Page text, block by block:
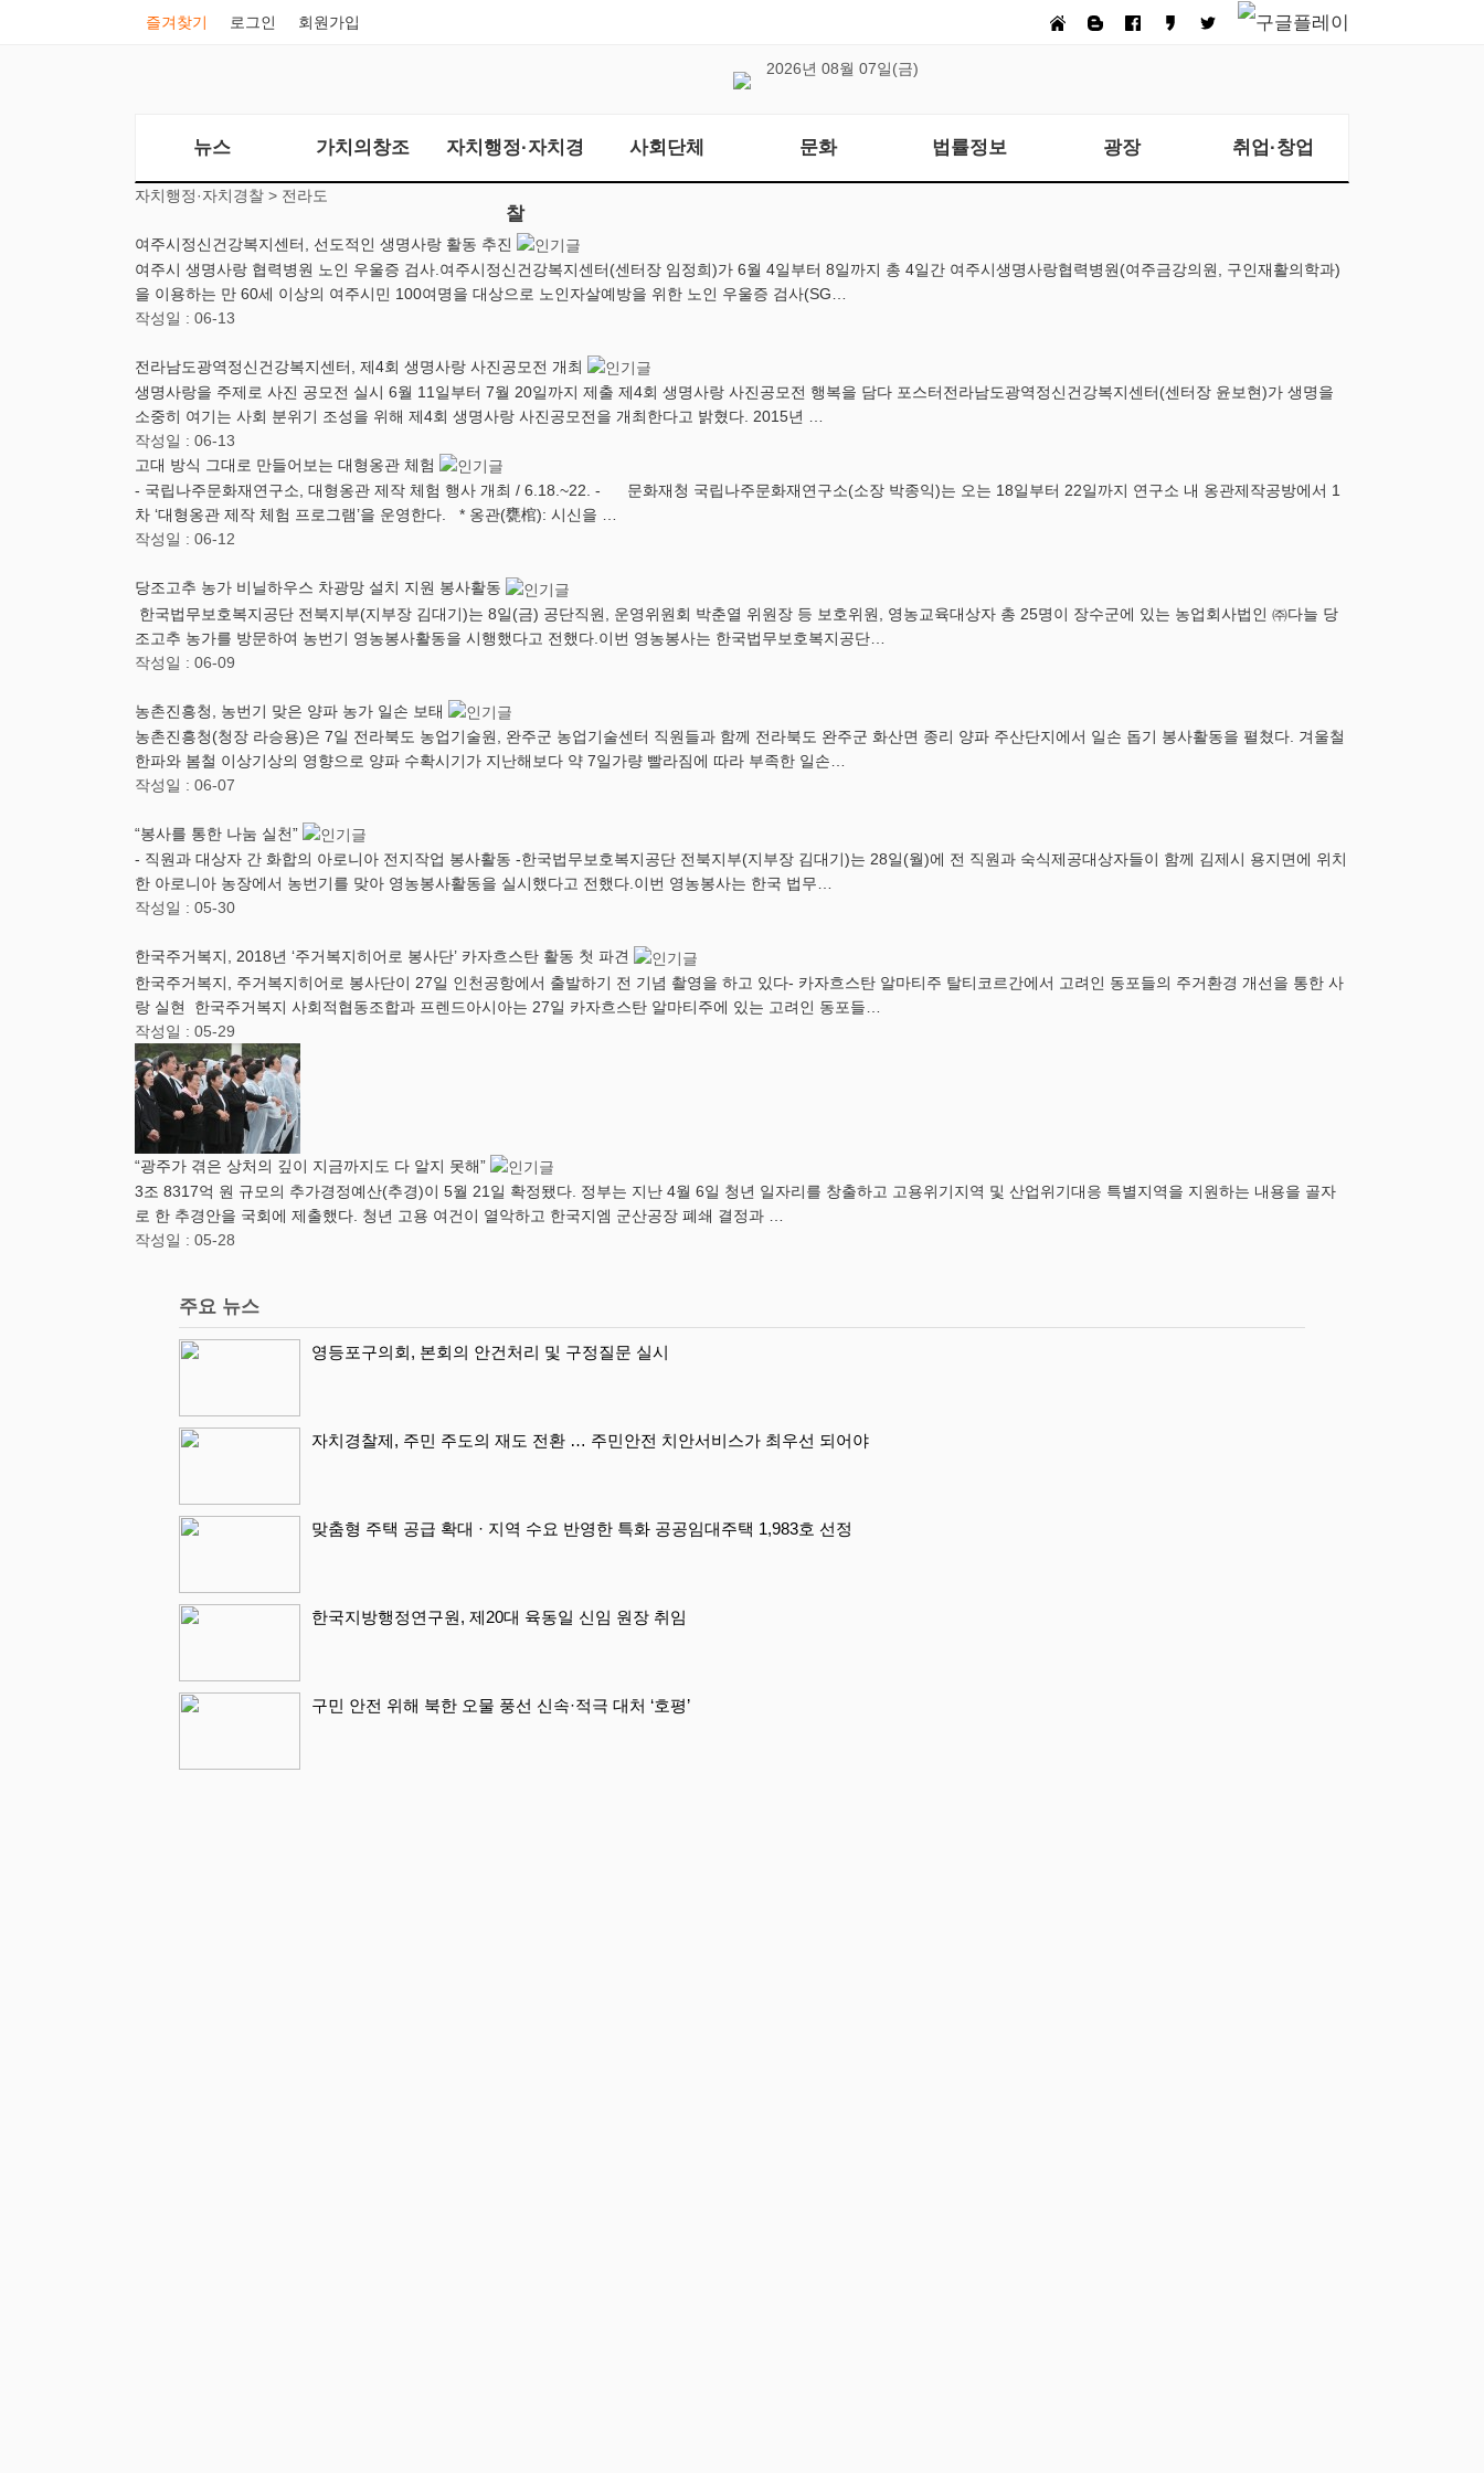
즐겨찾기 로그인 회원가입
2026년 08월 07일(금)
뉴스 가치의창조 자치행정·자치경
찰
사회단체 문화 법률정보 광장 취업·창업
자치행정·자치경찰 > 전라도
여주시정신건강복지센터, 선도적인 생명사랑 활동 추진
여주시 생명사랑 협력병원 노인 우울증 검사.여주시정신건강복지센터(센터장 임정희)가 6월 4일부터 8일까지 총 4일간 여주시생명사랑협력병원(여주금강의원, 구인재활의학과)
을 이용하는 만 60세 이상의 여주시민 100여명을 대상으로 노인자살예방을 위한 노인 우울증 검사(SG…
작성일 : 06-13
전라남도광역정신건강복지센터, 제4회 생명사랑 사진공모전 개최
생명사랑을 주제로 사진 공모전 실시 6월 11일부터 7월 20일까지 제출 제4회 생명사랑 사진공모전 행복을 담다 포스터전라남도광역정신건강복지센터(센터장 윤보현)가 생명을
소중히 여기는 사회 분위기 조성을 위해 제4회 생명사랑 사진공모전을 개최한다고 밝혔다. 2015년 …
작성일 : 06-13
고대 방식 그대로 만들어보는 대형옹관 체험
- 국립나주문화재연구소, 대형옹관 제작 체험 행사 개최 / 6.18.~22. - 문화재청 국립나주문화재연구소(소장 박종익)는 오는 18일부터 22일까지 연구소 내 옹관제작공방에서 1
차 ‘대형옹관 제작 체험 프로그램’을 운영한다. ​ * 옹관(甕棺): 시신을 …
작성일 : 06-12
당조고추 농가 비닐하우스 차광망 설치 지원 봉사활동
한국법무보호복지공단 전북지부(지부장 김대기)는 8일(금) 공단직원, 운영위원회 박춘열 위원장 등 보호위원, 영농교육대상자 총 25명이 장수군에 있는 농업회사법인 ㈜다늘 당
조고추 농가를 방문하여 농번기 영농봉사활동을 시행했다고 전했다.이번 영농봉사는 한국법무보호복지공단…
작성일 : 06-09
농촌진흥청, 농번기 맞은 양파 농가 일손 보태
농촌진흥청(청장 라승용)은 7일 전라북도 농업기술원, 완주군 농업기술센터 직원들과 함께 전라북도 완주군 화산면 종리 양파 주산단지에서 일손 돕기 봉사활동을 펼쳤다. 겨울철
한파와 봄철 이상기상의 영향으로 양파 수확시기가 지난해보다 약 7일가량 빨라짐에 따라 부족한 일손…
작성일 : 06-07
“봉사를 통한 나눔 실천”
​- 직원과 대상자 간 화합의 아로니아 전지작업 봉사활동 -​한국법무보호복지공단 전북지부(지부장 김대기)는 28일(월)에 전 직원과 숙식제공대상자들이 함께 김제시 용지면에 위치
한 아로니아 농장에서 농번기를 맞아 영농봉사활동을 실시했다고 전했다.이번 영농봉사는 한국 법무…
작성일 : 05-30
한국주거복지, 2018년 ‘주거복지히어로 봉사단’ 카자흐스탄 활동 첫 파견
한국주거복지, 주거복지히어로 봉사단이 27일 인천공항에서 출발하기 전 기념 촬영을 하고 있다- 카자흐스탄 알마티주 탈티코르간에서 고려인 동포들의 주거환경 개선을 통한 사
랑 실현 한국주거복지 사회적협동조합과 프렌드아시아는 27일 카자흐스탄 알마티주에 있는 고려인 동포들…
작성일 : 05-29
“광주가 겪은 상처의 깊이 지금까지도 다 알지 못해”
3조 8317억 원 규모의 추가경정예산(추경)이 5월 21일 확정됐다. 정부는 지난 4월 6일 청년 일자리를 창출하고 고용위기지역 및 산업위기대응 특별지역을 지원하는 내용을 골자
로 한 추경안을 국회에 제출했다. 청년 고용 여건이 열악하고 한국지엠 군산공장 폐쇄 결정과 …
작성일 : 05-28
주요 뉴스
영등포구의회, 본회의 안건처리 및 구정질문 실시
자치경찰제, 주민 주도의 재도 전환 … 주민안전 치안서비스가 최우선 되어야
맞춤형 주택 공급 확대 · 지역 수요 반영한 특화 공공임대주택 1,983호 선정
한국지방행정연구원, 제20대 육동일 신임 원장 취임
구민 안전 위해 북한 오물 풍선 신속·적극 대처 ‘호평’